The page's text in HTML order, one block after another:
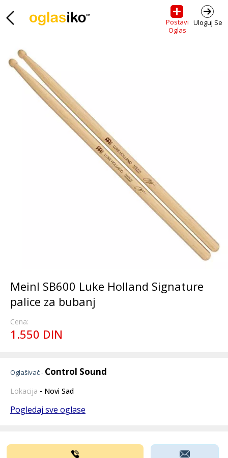
Postavi
Oglas
Uloguj Se
Meinl SB600 Luke Holland Signature
palice za bubanj
Cena:
1.550 DIN
Oglašivač - Control Sound
Lokacija - Novi Sad
Pogledaj sve oglase